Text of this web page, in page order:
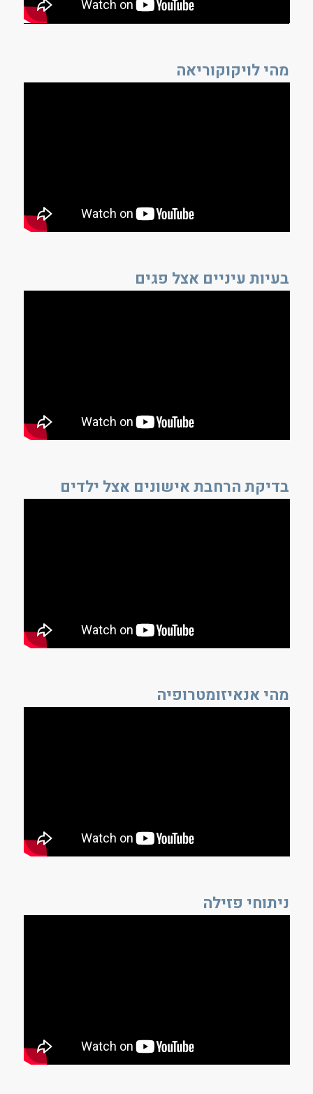
מהי לויקוקוריאה
בעיות עיניים אצל פגים
בדיקת הרחבת אישונים אצל ילדים
מהי אנאיזומטרופיה
ניתוחי פזילה